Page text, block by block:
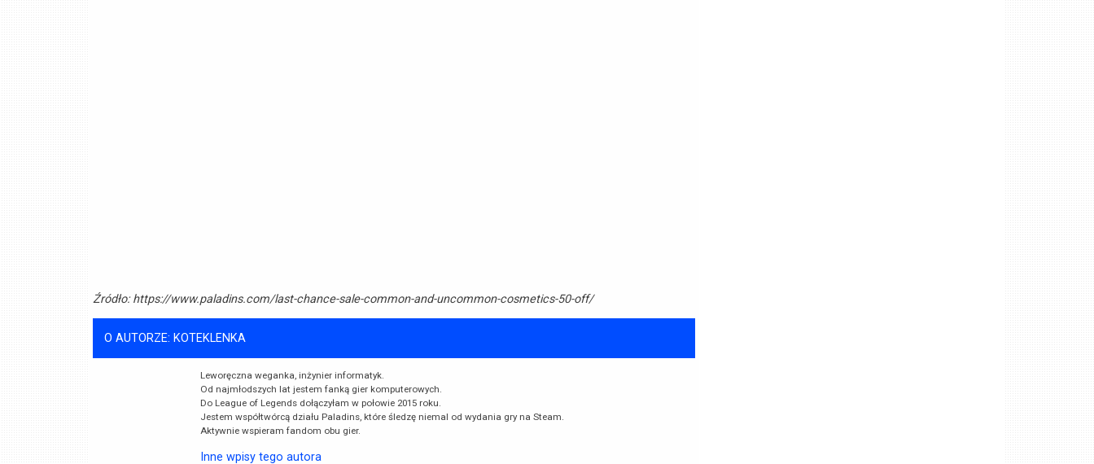
Źródło:https://www.paladins.com/last-chance-sale-common-and-uncommon-cosmetics-50-off/
O AUTORZE: KOTEKLENKA
Leworęczna weganka, inżynier informatyk.
Od najmłodszych lat jestem fanką gier komputerowych.
Do League of Legends dołączyłam w połowie 2015 roku.
Jestem współtwórcą działu Paladins, które śledzę niemal od wydania gry na Steam.
Aktywnie wspieram fandom obu gier.
Inne wpisy tego autora